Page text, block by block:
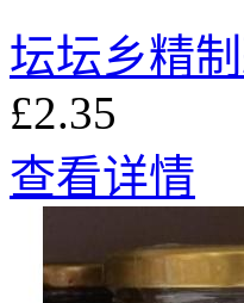
坛坛乡精
£2.35
查看详情